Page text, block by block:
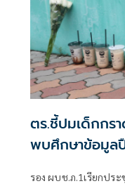
ตร.ชี้ปมเด็กกร
พบศึกษาข้อมูล
รอง ผบช.ภ.1เรียกประ